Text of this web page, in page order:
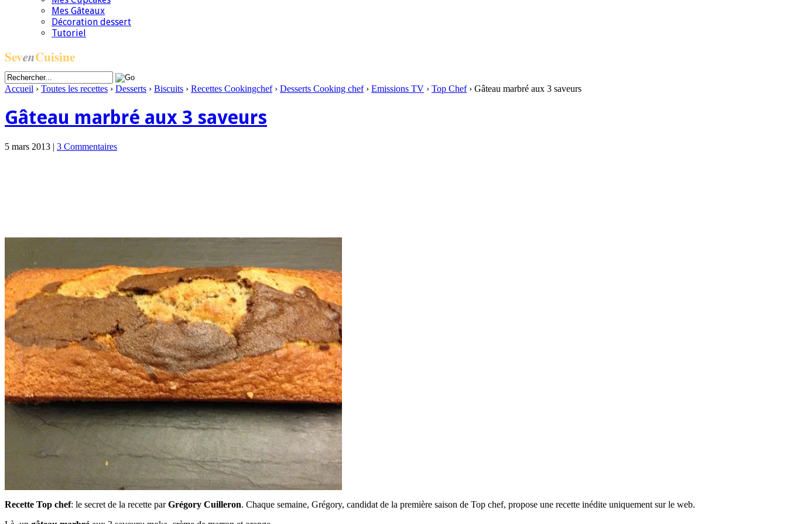
Mes Gâteaux
Décoration dessert
Tutoriel
SevenCuisine
Accueil › Toutes les recettes › Desserts › Biscuits › Recettes Cookingchef › Desserts Cooking chef › Emissions TV › Top Chef › Gâteau marbré aux 3 saveurs
Gâteau marbré aux 3 saveurs
5 mars 2013 | 3 Commentaires
Recette Top chef: le secret de la recette parGrégory Cuilleron. Chaque semaine, Grégory, candidat de la première saison de Top chef, propose une recette inédite uniquement sur le web.